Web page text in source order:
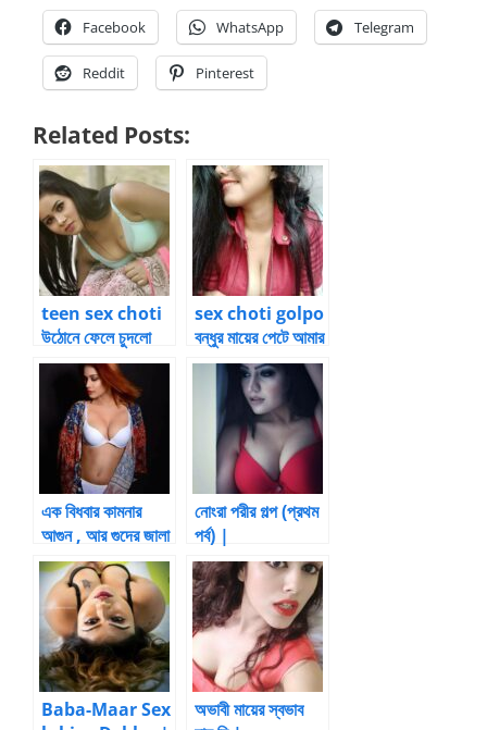
Facebook WhatsApp Telegram
Reddit Pinterest
Related Posts:
teen sex choti
উঠোনে ফেলে চুদলো
sex choti golpo
বন্ধুর মায়ের পেটে আমার
বাচ্চা পার্ট-7 by
Monen
এক বিধবার কামনার
আগুন , আর গুদের জালা
নোংরা পরীর গল্প (প্রথম
পর্ব) |
BanglaChotika
hini
Baba-Maar Sex
অভাবী মায়ের স্বভাব